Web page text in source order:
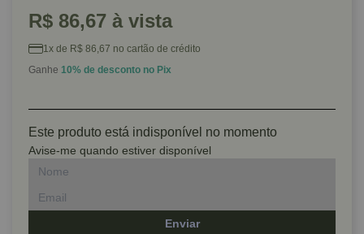
R$ 86,67 à vista
1x de R$ 86,67 no cartão de crédito
Ganhe 10% de desconto no Pix
Este produto está indisponível no momento
Avise-me quando estiver disponível
Enviar